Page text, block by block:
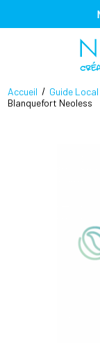
Accueil Guide Local
Blanquefort Neoless